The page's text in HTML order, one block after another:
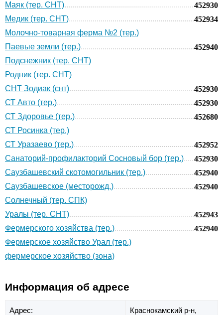
Маяк (тер. СНТ)
452930
Медик (тер. СНТ)
452934
Молочно-товарная ферма №2 (тер.)
Паевые земли (тер.)
452940
Подснежник (тер. СНТ)
Родник (тер. СНТ)
СНТ Зодиак (снт)
452930
СТ Авто (тер.)
452930
СТ Здоровье (тер.)
452680
СТ Росинка (тер.)
СТ Уразаево (тер.)
452952
Санаторий-профилакторий Сосновый бор (тер.)
452930
Саузбашевский скотомогильник (тер.)
452940
Саузбашевское (месторожд.)
452940
Солнечный (тер. СПК)
Уралы (тер. СНТ)
452943
Фермерского хозяйства (тер.)
452940
Фермерское хозяйство Урал (тер.)
фермерское хозяйство (зона)
Информация об адресе
Адрес:
Краснокамский р-н,